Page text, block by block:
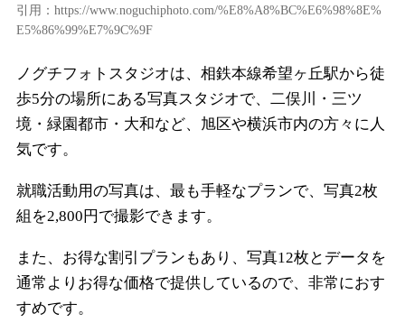
引用：https://www.noguchiphoto.com/%E8%A8%BC%E6%98%8E%
E5%86%99%E7%9C%9F
ノグチフォトスタジオは、相鉄本線希望ヶ丘駅から徒
歩5分の場所にある写真スタジオで、二俣川・三ツ
境・緑園都市・大和など、旭区や横浜市内の方々に人
気です。
就職活動用の写真は、最も手軽なプランで、写真2枚
組を2,800円で撮影できます。
また、お得な割引プランもあり、写真12枚とデータを
通常よりお得な価格で提供しているので、非常におす
すめです。